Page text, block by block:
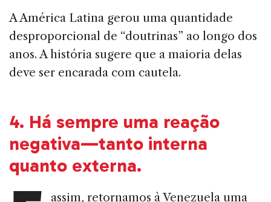
A América Latina gerou uma quantidade
desproporcional de “doutrinas” ao longo dos
anos. A história sugere que a maioria delas
deve ser encarada com cautela.
4. Há sempre uma reação
negativa—tanto interna
quanto externa.
assim, retornamos à Venezuela uma